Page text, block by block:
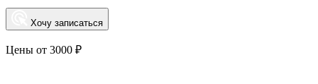
Хочу записаться
Цены от 3000 ₽